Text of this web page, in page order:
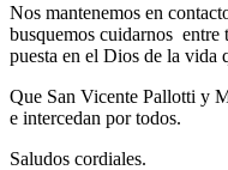
Nos mantenemos en
busquemos cuidarnos entre
puesta en el Dios de la vida
Que San Vicente Pallotti y
e intercedan por todos.
Saludos cordiales.